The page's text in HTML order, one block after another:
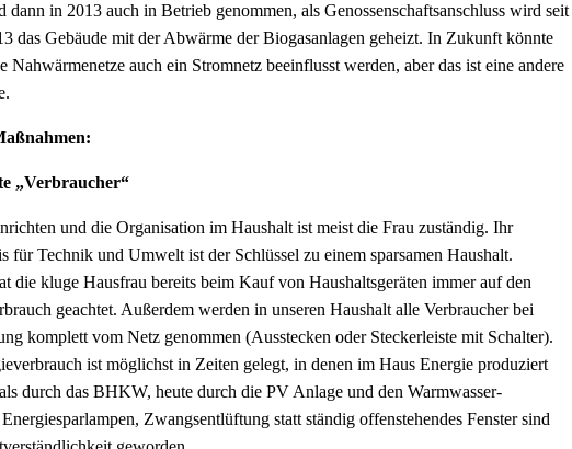
dann in 2013 auch in Betrieb genommen, als Genossenschaftsanschluss wird seit
das Gebäude mit der Abwärme der Biogasanlagen geheizt. In Zukunft könnte
Nahwärmenetze auch ein Stromnetz beeinflusst werden, aber das ist eine andere
„Verbraucher“
und die Organisation im Haushalt ist meist die Frau zuständig. Ihr
für Technik und Umwelt ist der Schlüssel zu einem sparsamen Haushalt.
die kluge Hausfrau bereits beim Kauf von Haushaltsgeräten immer auf den
geachtet. Außerdem werden in unseren Haushalt alle Verbraucher bei
komplett vom Netz genommen (Ausstecken oder Steckerleiste mit Schalter).
ist möglichst in Zeiten gelegt, in denen im Haus Energie produziert
durch das BHKW, heute durch die PV Anlage und den Warmwasser-
Zwangsentlüftung statt ständig offenstehendes Fenster sind